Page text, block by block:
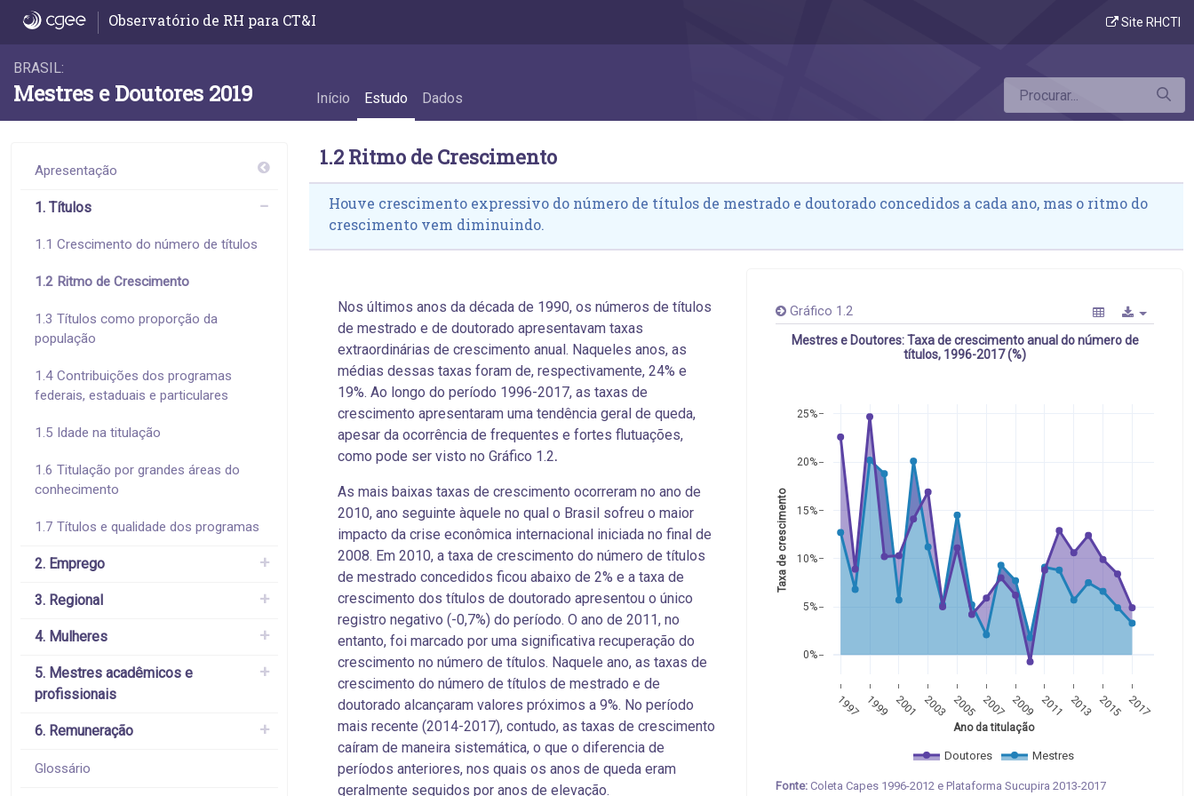
1.2 Ritmo de Crescimento - 1.2 Ritmo de Crescimento
Observatório de RH para CT&I Site RHCTI
BRASIL:
Mestres e Doutores 2019 Início Estudo Dados
Apresentação
1. Títulos
1.1 Crescimento do número de títulos
1.2 Ritmo de Crescimento
1.3 Títulos como proporção da
população
1.4 Contribuições dos programas
federais, estaduais e particulares
1.5 Idade na titulação
1.6 Titulação por grandes áreas do
conhecimento
1.7 Títulos e qualidade dos programas
2. Emprego
3. Regional
4. Mulheres
5. Mestres acadêmicos e
profissionais
6. Remuneração
Glossário
1.2 Ritmo de Crescimento
Houve crescimento expressivo do número de títulos de mestrado e doutorado concedidos a cada ano, mas o ritmo do
crescimento vem diminuindo.
Nos últimos anos da década de 1990, os números de títulos
de mestrado e de doutorado apresentavam taxas
extraordinárias de crescimento anual. Naqueles anos, as
médias dessas taxas foram de, respectivamente, 24% e
19%. Ao longo do período 1996-2017, as taxas de
crescimento apresentaram uma tendência geral de queda,
apesar da ocorrência de frequentes e fortes flutuações,
como pode ser visto no Gráfico 1.2.
As mais baixas taxas de crescimento ocorreram no ano de
2010, ano seguinte àquele no qual o Brasil sofreu o maior
impacto da crise econômica internacional iniciada no final de
2008. Em 2010, a taxa de crescimento do número de títulos
de mestrado concedidos ficou abaixo de 2% e a taxa de
crescimento dos títulos de doutorado apresentou o único
registro negativo (-0,7%) do período. O ano de 2011, no
entanto, foi marcado por uma significativa recuperação do
crescimento no número de títulos. Naquele ano, as taxas de
crescimento do número de títulos de mestrado e de
doutorado alcançaram valores próximos a 9%. No período
mais recente (2014-2017), contudo, as taxas de crescimento
caíram de maneira sistemática, o que o diferencia de
períodos anteriores, nos quais os anos de queda eram
geralmente seguidos por anos de elevação.
Gráfico 1.2
Mestres e Doutores: Taxa de crescimento anual do número de
títulos, 1996-2017 (%)
1997 1999 2001 2003 2005 2007 2009 2011 2013 2015 2017
0%
5%
10%
15%
20%
25%
Doutores Mestres
Ano da titulação
Taxa de crescimento
Fonte: Coleta Capes 1996-2012 e Plataforma Sucupira 2013-2017